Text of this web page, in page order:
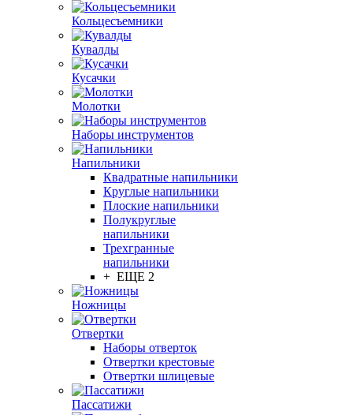
Кольцесъемники
Кувалды
Кусачки
Молотки
Наборы инструментов
Напильники
Квадратные напильники
Круглые напильники
Плоские напильники
Полукруглые
напильники
Трехгранные
напильники
+ ЕЩЕ 2
Ножницы
Отвертки
Наборы отверток
Отвертки крестовые
Отвертки шлицевые
Пассатижи